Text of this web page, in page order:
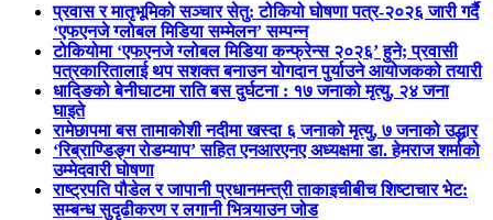
प्रवास र मातृभूमिको सञ्चार सेतु: टोकियो घोषणा पत्र-२०२६ जारी गर्दै
‘एफएनजे ग्लोबल मिडिया सम्मेलन’ सम्पन्न
टोकियोमा ‘एफएनजे ग्लोबल मिडिया कन्फ्रेन्स २०२६’ हुने; प्रवासी
पत्रकारितालाई थप सशक्त बनाउन योगदान पुर्याउने आयोजकको तयारी
धादिङको बेनीघाटमा राति बस दुर्घटना : १७ जनाको मृत्यु, २४ जना
घाइते
रामेछापमा बस तामाकोशी नदीमा खस्दा ६ जनाको मृत्यु, ७ जनाको उद्धार
‘रिब्राण्डिङ्ग रोडम्याप’ सहित एनआरएनए अध्यक्षमा डा. हेमराज शर्माको
उम्मेदवारी घोषणा
राष्ट्रपति पौडेल र जापानी प्रधानमन्त्री ताकाइचीबीच शिष्टाचार भेट:
सम्बन्ध सुदृढीकरण र लगानी भित्र्याउन जोड